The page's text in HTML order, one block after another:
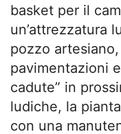
basket per il
un’attrezzatura
pozzo
pavimentazioni
cadute” in
ludiche, la
con una